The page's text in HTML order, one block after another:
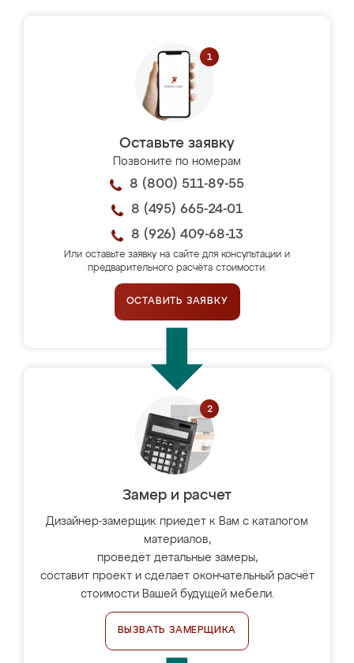
Оставьте заявку
Позвоните по номерам
8 (800) 511-89-55
8 (495) 665-24-01
8 (926) 409-68-13
Или оставьте заявку на сайте для консультации и
предварительного расчёта стоимости.
ОСТАВИТЬ ЗАЯВКУ
Замер и расчет
Дизайнер-замерщик приедет к Вам с каталогом
материалов,
проведёт детальные замеры,
составит проект и сделает окончательный расчёт
стоимости Вашей будущей мебели.
ВЫЗВАТЬ ЗАМЕРЩИКА